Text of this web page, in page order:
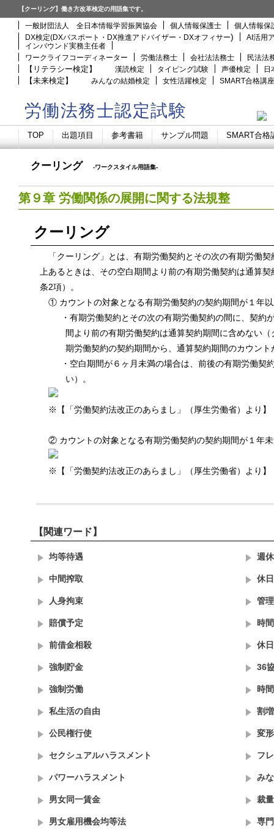
【クーリング】働き方改革検定の用語集です。
一般財団法人 全日本情報学習振興協会 個人情報保護士
個人情報保
DX検定(DXパスポート・DX推進アドバイザー・DXオフィサー)
AI活用
インバウンド実務主任者
ワークライフコーディネーター
労働法務士 会社法法務士 民法法
【リテラシー検定】 漢読検定 タイピング試験 声優検定 日
【未来検定】 みんなの結婚検定 女性活躍検定 SMART合格講座
労働法務士認定試験
TOP 出題項目 参考書籍 サンプル問題 SMART合格
クーリング -ワークスタイル用語集-
第９章 労働関係の展開に関する法規整
クーリング
「クーリング」とは、有期労働契約とその次の有期労働
上あるときは、その空白期間より前の有期労働契約は通算
条2項）。
① カウントの対象となる有期労働契約の契約期間が１年
・有期労働契約とその次の有期労働契約の間に、契約
間より前の有期労働契約は通算契約期間に含めない
期労働契約の契約期間から、通算契約期間のカウン
・空白期間が６ヶ月未満の場合は、前後の有期労働契
い）。
※【「労働契約法改正のあらまし」（厚生労働省）より】
② カウントの対象となる有期労働契約の契約期間が１年
※【「労働契約法改正のあらまし」（厚生労働省）より】
【関連ワード】
均等待遇
中間搾取
人身拘束
賠償予定
前借金相殺
強制貯金
強制労働
私生活の自由
公民権行使
セクシュアルハラスメント
パワーハラスメント
男女同一賃金
男女雇用機会均等法
週
休
管
時
休
36
時
割
変
フ
み
裁
専